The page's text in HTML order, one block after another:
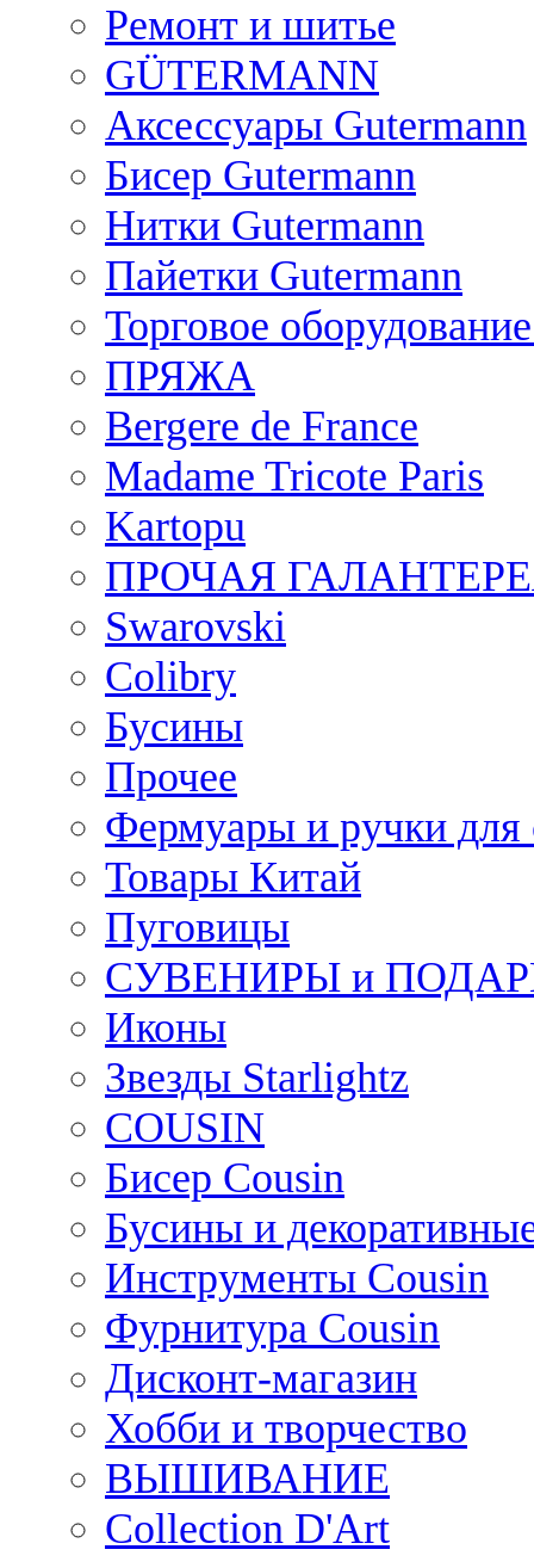
Ремонт и шитье
GÜTERMANN
Аксессуары Gutermann
Бисер Gutermann
Нитки Gutermann
Пайетки Gutermann
Торговое
ПРЯЖА
Bergere de France
Madame Tricote Paris
Kartopu
ПРОЧАЯ
Swarovski
Colibry
Бусины
Прочее
Фермуары и ручки для
Товары Китай
Пуговицы
СУВЕНИРЫ и
Иконы
Звезды Starlightz
COUSIN
Бисер Cousin
Бусины и
Инструменты Cousin
Фурнитура Cousin
Дисконт-магазин
Хобби и творчество
ВЫШИВАНИЕ
Collection D'Art